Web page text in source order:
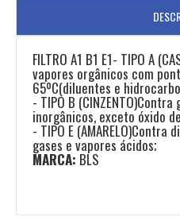
FILTRO A1 B1 E1- TIPO A
vapores orgânicos com
65ºC(diluentes e
- TIPO B
inorgânicos, exceto óxido
- TIPO E
gases e vapores ácidos;
MARCA: BLS